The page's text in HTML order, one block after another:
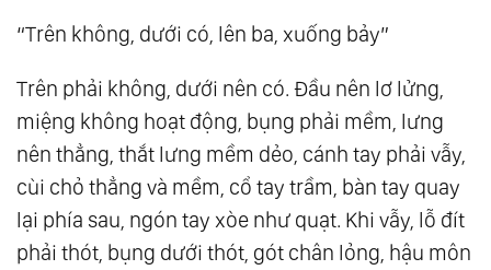
“Trên không, dưới có, lên ba, xuống bảy”
Trên phải không, dưới nên có. Đầu nên lơ lửng,
miệng không hoạt động, bụng phải mềm, lưng
nên thẳng, thắt lưng mềm dẻo, cánh tay phải vẫy,
cùi chỏ thẳng và mềm, cổ tay trầm, bàn tay quay
lại phía sau, ngón tay xòe như quạt. Khi vẫy, lỗ đít
phải thót, bụng dưới thót, gót chân lỏng, hậu môn